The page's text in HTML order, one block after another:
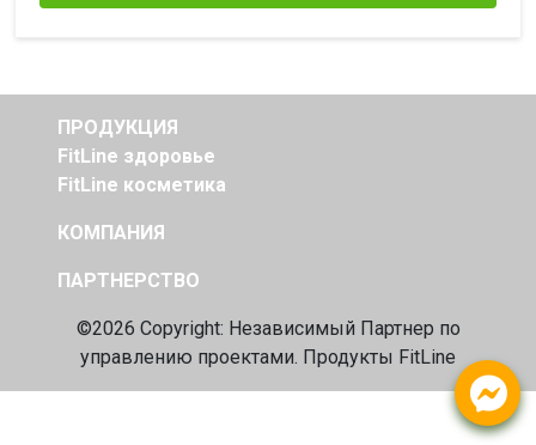
ПРОДУКЦИЯ
FitLine здоровье
FitLine косметика
КОМПАНИЯ
ПАРТНЕРСТВО
©2026 Copyright: Независимый Партнер по
управлению проектами. Продукты FitLine